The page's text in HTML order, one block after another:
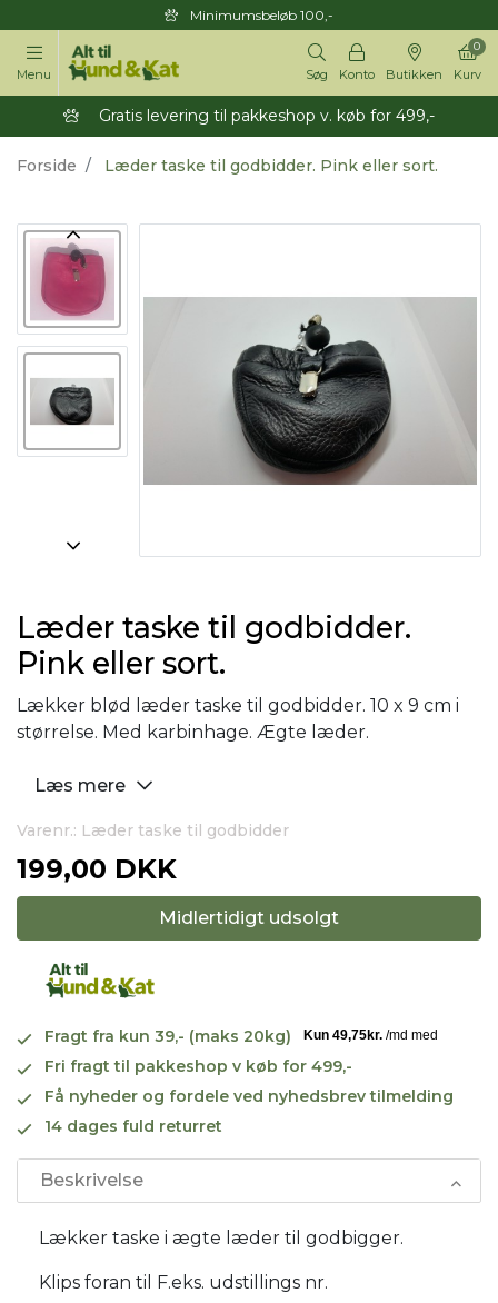
Minimumsbeløb 100,-
Menu Søg Konto Butikken Kurv
0
Gratis levering til pakkeshop v. køb for 499,-
Forside Læder taske til godbidder. Pink eller sort.
Læder taske til godbidder.
Pink eller sort.
Lækker blød læder taske til godbidder. 10 x 9 cm i
størrelse. Med karbinhage. Ægte læder.
Læs mere
Varenr.: Læder taske til godbidder
199,00 DKK
Midlertidigt udsolgt
Fragt fra kun 39,- (maks 20kg)
Fri fragt til pakkeshop v køb for 499,-
Få nyheder og fordele ved nyhedsbrev tilmelding
14 dages fuld returret
Beskrivelse
Lækker taske i ægte læder til godbigger.
Klips foran til F.eks. udstillings nr.